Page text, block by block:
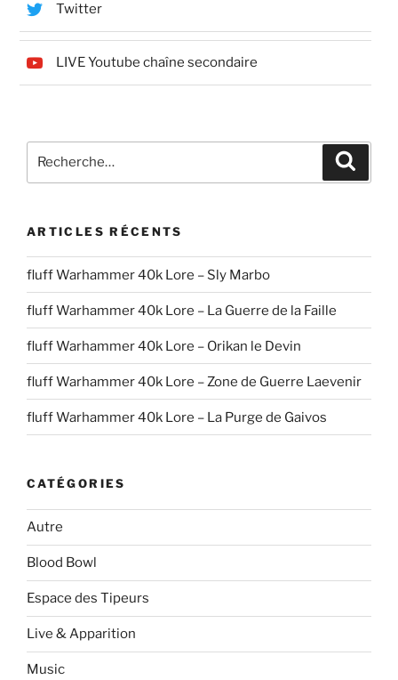
Twitter
LIVE Youtube chaîne secondaire
pour
ARTICLES RÉCENTS
fluff Warhammer 40k Lore – Sly Marbo
fluff Warhammer 40k Lore – La Guerre de la Faille
fluff Warhammer 40k Lore – Orikan le Devin
fluff Warhammer 40k Lore – Zone de Guerre Laevenir
fluff Warhammer 40k Lore – La Purge de Gaivos
CATÉGORIES
Autre
Blood Bowl
Espace des Tipeurs
Live & Apparition
Music